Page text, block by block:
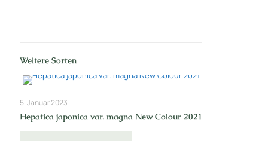
Weitere Sorten
5. Januar 2023
Hepatica japonica var. magna New Colour 2021